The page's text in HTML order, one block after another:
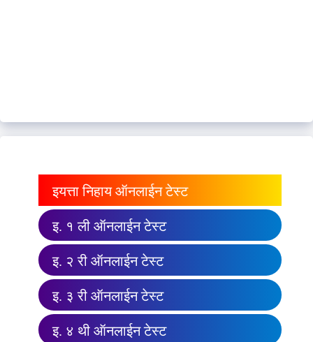
इयत्ता निहाय ऑनलाईन टेस्ट
इ. १ ली ऑनलाईन टेस्ट
इ. २ री ऑनलाईन टेस्ट
इ. ३ री ऑनलाईन टेस्ट
इ. ४ थी ऑनलाईन टेस्ट